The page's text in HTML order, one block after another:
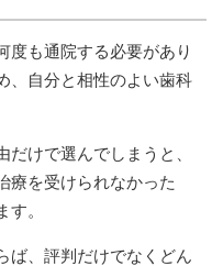
度も通院する必要があり
、自分と相性のよい歯科
けで選んでしまうと、
療を受けられなかった
。
ば、評判だけでなくどん